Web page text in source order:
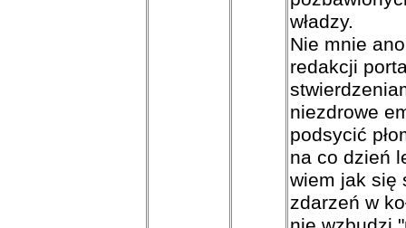
władzy.
Nie mnie
redakcji
niezdrowe
podsycić
na co dzień
wiem jak się
zdarzeń w